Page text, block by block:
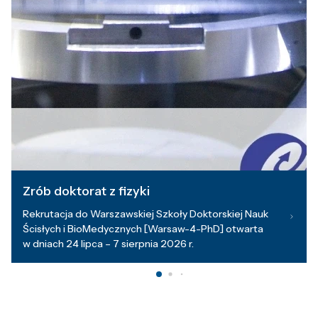
Zrób doktorat z fizyki
Rekrutacja do Warszawskiej Szkoły Doktorskiej Nauk
Ścisłych i BioMedycznych [Warsaw-4-PhD] otwarta
w dniach 24 lipca – 7 sierpnia 2026 r.